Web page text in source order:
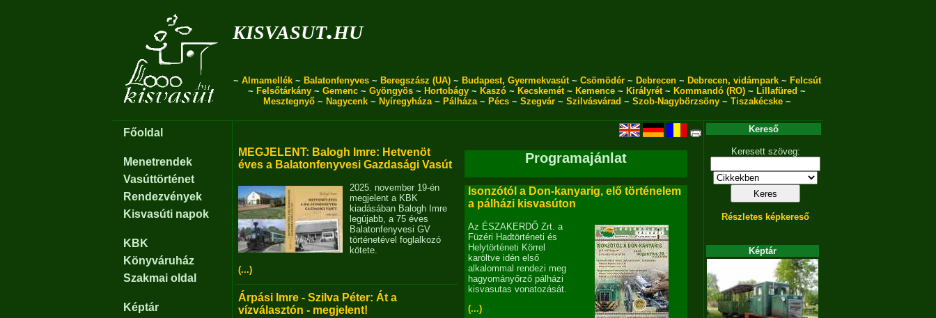
kisvasut.hu
~ Almamellék~ Balatonfenyves~ Beregszász (UA)~ Budapest, Gyermekvasút~ Csömödér~ Debrecen~ Debrecen, vidámpark~ Felcsút
~ Felsőtárkány ~ Gemenc ~ Gyöngyös ~ Hortobágy ~ Kaszó ~ Kecskemét~ Kemence ~ Királyrét~ Kommandó (RO) ~ Lillafüred ~
Mesztegnyő~ Nagycenk~ Nyíregyháza~ Pálháza~ Pécs~ Szegvár~ Szilvásvárad ~ Szob-Nagybörzsöny~ Tiszakécske~
Főoldal
Menetrendek
Vasúttörténet
Rendezvények
Kisvasúti napok
KBK
Könyváruház
Szakmai oldal
Képtár
MEGJELENT: Balogh Imre: Hetvenöt
éves a Balatonfenyvesi Gazdasági Vasút
2025. november 19-én
megjelent a KBK
kiadásában Balogh Imre
legújabb, a 75 éves
Balatonfenyvesi GV
történetével foglalkozó
kötete.
(...)
Árpási Imre - Szilva Péter: Át a
vízválasztón - megjelent!
Programajánlat
Isonzótól a Don-kanyarig, elő történelem
a pálházi kisvasúton
Az ÉSZAKERDŐ Zrt. a
Füzéri Hadtörténeti és
Helytörténeti Körrel
karöltve idén első
alkalommal rendezi meg
hagyományőrző pálházi
kisvasutas vonatozását.
(...)
Kereső
Keresett szöveg:
Részletes képkereső
Képtár